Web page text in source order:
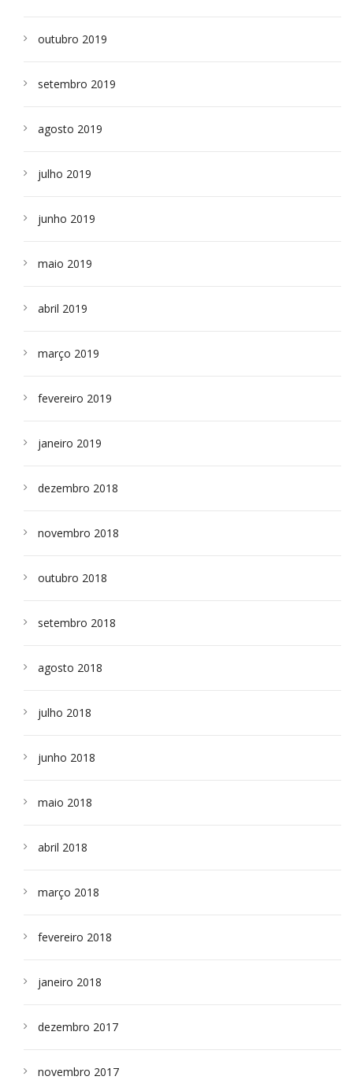
outubro 2019
setembro 2019
agosto 2019
julho 2019
junho 2019
maio 2019
abril 2019
março 2019
fevereiro 2019
janeiro 2019
dezembro 2018
novembro 2018
outubro 2018
setembro 2018
agosto 2018
julho 2018
junho 2018
maio 2018
abril 2018
março 2018
fevereiro 2018
janeiro 2018
dezembro 2017
novembro 2017